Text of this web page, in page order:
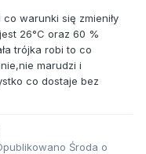
co warunki się zmieniły
26°C oraz 60 %
trójka robi to co
marudzi i
co dostaje bez
Środa o